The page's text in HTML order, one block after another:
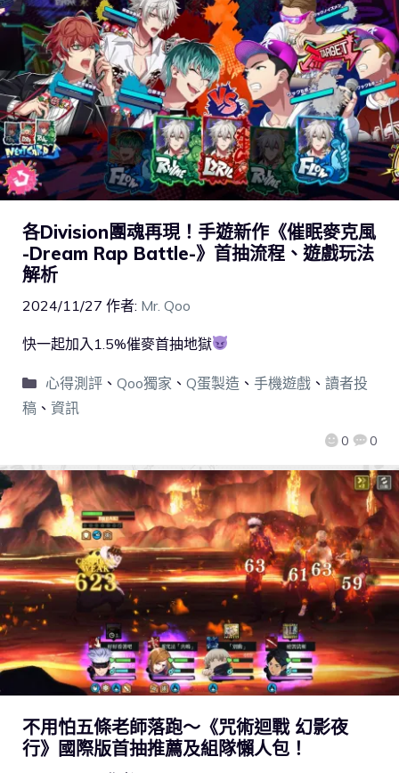
各Division團魂再現！手遊新作《催眠麥克風
-Dream Rap Battle-》首抽流程、遊戲玩法
解析
2024/11/27 作者: Mr. Qoo
0 0
快一起加入1.5%催麥首抽地獄
心得測評、 Qoo獨家 、 Q蛋製造 、 手機遊戲、 讀者投
稿 、 資訊
不用怕五條老師落跑～《咒術迴戰 幻影夜
行》國際版首抽推薦及組隊懶人包！